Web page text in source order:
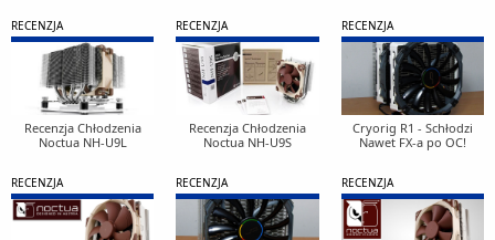
RECENZJA
Recenzja Chłodzenia
Noctua NH-U9L
RECENZJA
Recenzja Chłodzenia
Noctua NH-U9S
RECENZJA
Cryorig R1 - Schłodzi
Nawet FX-a po OC!
RECENZJA RECENZJA RECENZJA